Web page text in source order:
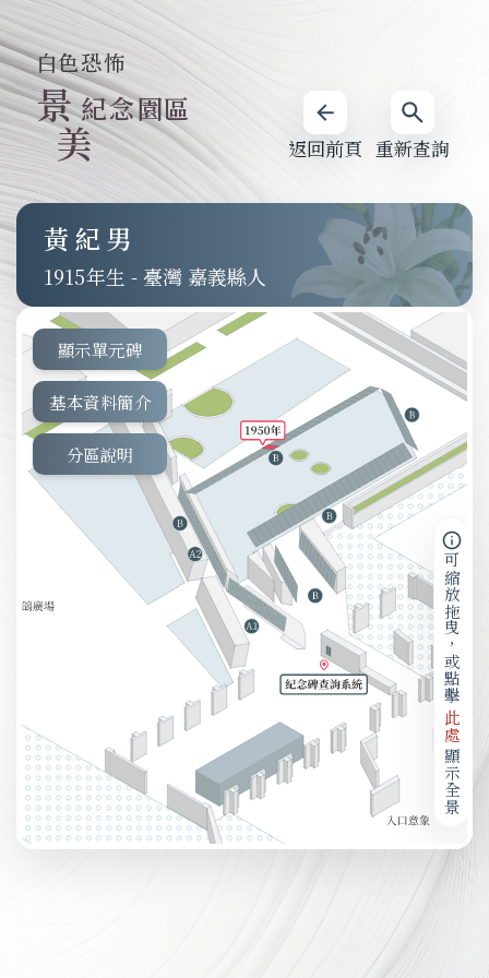
重新查詢
返回前頁
白色恐怖
景
美
紀念園區
黃紀男
1915 - 臺灣 嘉義縣人
顯示單元碑
基本資料簡介
分區說明
可縮放拖曳，或點擊
此處
顯示全景